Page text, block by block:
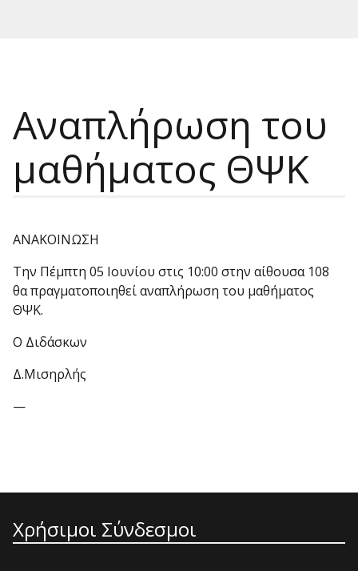
Αναπλήρωση του
μαθήματος ΘΨΚ
ΑΝΑΚΟΙΝΩΣΗ
Την Πέμπτη 05 Ιουνίου στις 10:00 στην αίθουσα 108
θα πραγματοποιηθεί αναπλήρωση του μαθήματος
ΘΨΚ.
Ο Διδάσκων
Δ.Μισηρλής
—
Χρήσιμοι Σύνδεσμοι